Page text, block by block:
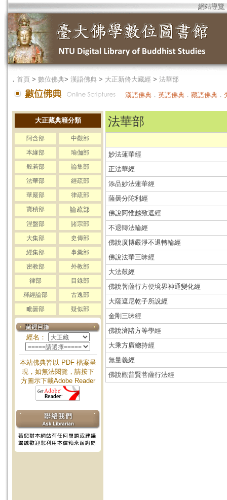
網站導覽
． 首頁 > 數位佛典> 漢語佛典 > 大正新脩大藏經 > 法華部
漢語佛典 ． 英語佛典 ． 藏語佛典 ．
大正藏典籍分類
阿含部
中觀部
本緣部
瑜伽部
般若部
論集部
法華部
經疏部
華嚴部
律疏部
寶積部
論疏部
涅盤部
諸宗部
大集部
史傳部
經集部
事彙部
密教部
外教部
律部
目錄部
釋經論部
古逸部
毗曇部
疑似部
經名：
本站佛典皆以 PDF 檔案呈
現，如無法閱覽，請按下
方圖示下載Adobe Reader
法華部
妙法蓮華經
正法華經
添品妙法蓮華經
薩曇分陀利經
佛說阿惟越致遮經
不退轉法輪經
佛說廣博嚴淨不退轉輪經
佛說法華三昧經
大法鼓經
佛說菩薩行方便境界神通變化經
大薩遮尼乾子所說經
金剛三昧經
佛說濟諸方等學經
大乘方廣總持經
無量義經
佛說觀普賢菩薩行法經